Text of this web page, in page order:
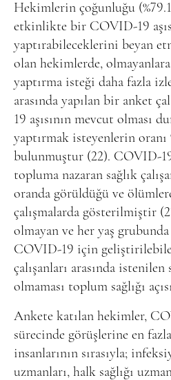
Hekimlerin çoğunluğu
etkinlikte bir COVID-19
yaptırabileceklerini beyan
olan hekimlerde,
yaptırma isteği daha fazla
arasında yapılan bir anket
19 aşısının mevcut olması
yaptırmak isteyenlerin oranı
bulunmuştur (22). COVID-
topluma nazaran sağlık
oranda görüldüğü ve
çalışmalarda gösterilmiştir
olmayan ve her yaş
COVID-19 için
çalışanları arasında
olmaması toplum sağlığı
Ankete katılan hekimler,
sürecinde görüşlerine en
insanlarının sırasıyla;
uzmanları, halk sağlığı